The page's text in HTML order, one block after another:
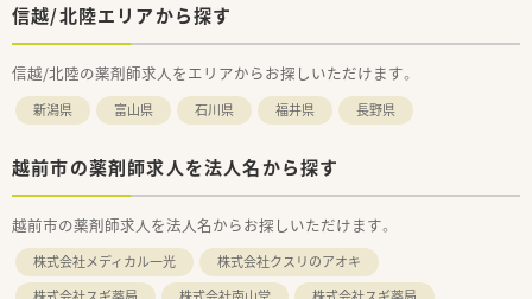
信越/北陸エリアから探す
信越/北陸の薬剤師求人をエリアからお探しいただけます。
新潟県 富山県 石川県 福井県 長野県
越前市の薬剤師求人を法人名から探す
越前市の薬剤師求人を法人名からお探しいただけます。
株式会社メディカル一光
株式会社クスリのアオキ